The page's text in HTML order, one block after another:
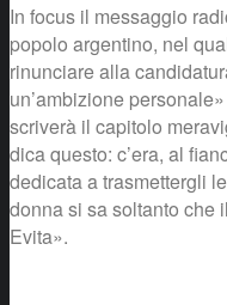
In focus il messaggio
popolo argentino, nel
rinunciare alla
un’ambizione
scriverà il capitolo
dica questo: c’era, al
dedicata a trasmettergli
donna si sa soltanto che
Evita».